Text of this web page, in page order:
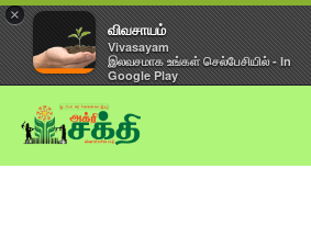
×
விவசாயம்
Vivasayam
இலவசமாக உங்கள் செல்பேசியில் - In
Google Play
Skip
to